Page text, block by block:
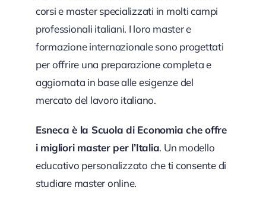
corsi e master specializzati in molti campi
professionali italiani. I loro master e
formazione internazionale sono progettati
per offrire una preparazione completa e
aggiornata in base alle esigenze del
mercato del lavoro italiano.
Esneca è la Scuola di Economia che offre
i migliori master per l’Italia. Un modello
educativo personalizzato che ti consente di
studiare master online.